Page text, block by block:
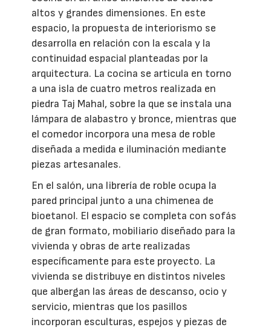
altos y grandes dimensiones. En este
espacio, la propuesta de interiorismo se
desarrolla en relación con la escala y la
continuidad espacial planteadas por la
arquitectura. La cocina se articula en torno
a una isla de cuatro metros realizada en
piedra Taj Mahal, sobre la que se instala una
lámpara de alabastro y bronce, mientras que
el comedor incorpora una mesa de roble
diseñada a medida e iluminación mediante
piezas artesanales.
En el salón, una librería de roble ocupa la
pared principal junto a una chimenea de
bioetanol. El espacio se completa con sofás
de gran formato, mobiliario diseñado para la
vivienda y obras de arte realizadas
específicamente para este proyecto. La
vivienda se distribuye en distintos niveles
que albergan las áreas de descanso, ocio y
servicio, mientras que los pasillos
incorporan esculturas, espejos y piezas de